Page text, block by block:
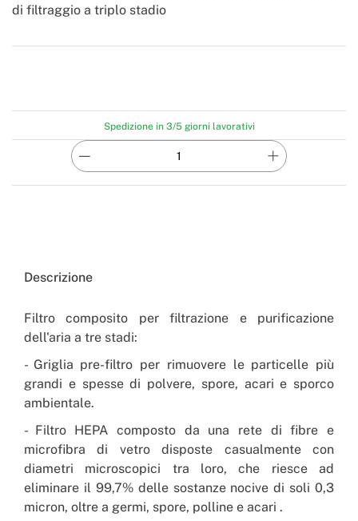
di filtraggio a triplo stadio
Create
Spedizione in 3/5 giorni lavorativi
Descrizione
Filtro composito per filtrazione e purificazione
dell'aria a tre stadi:
- Griglia pre-filtro per rimuovere le particelle più
grandi e spesse di polvere, spore, acari e sporco
ambientale.
- Filtro HEPA composto da una rete di fibre e
microfibra di vetro disposte casualmente con
diametri microscopici tra loro, che riesce ad
eliminare il 99,7% delle sostanze nocive di soli 0,3
micron, oltre a germi, spore, polline e acari .